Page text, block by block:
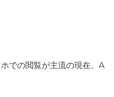
での閲覧が主流の現在、A